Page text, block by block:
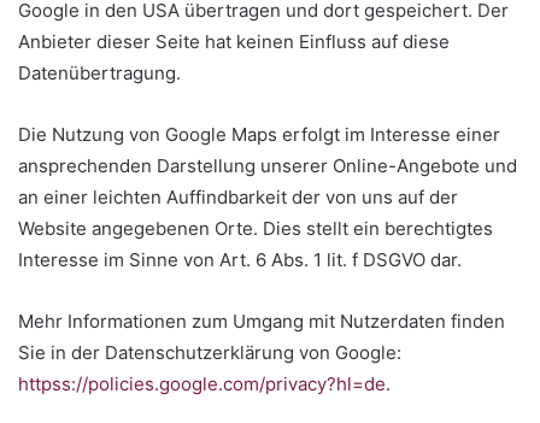
Google in den USA übertragen und dort gespeichert. Der
Anbieter dieser Seite hat keinen Einfluss auf diese
Datenübertragung.
Die Nutzung von Google Maps erfolgt im Interesse einer
ansprechenden Darstellung unserer Online-Angebote und
an einer leichten Auffindbarkeit der von uns auf der
Website angegebenen Orte. Dies stellt ein berechtigtes
Interesse im Sinne von Art. 6 Abs. 1 lit. f DSGVO dar.
Mehr Informationen zum Umgang mit Nutzerdaten finden
Sie in der Datenschutzerklärung von Google:
httpss://policies.google.com/privacy?hl=de.